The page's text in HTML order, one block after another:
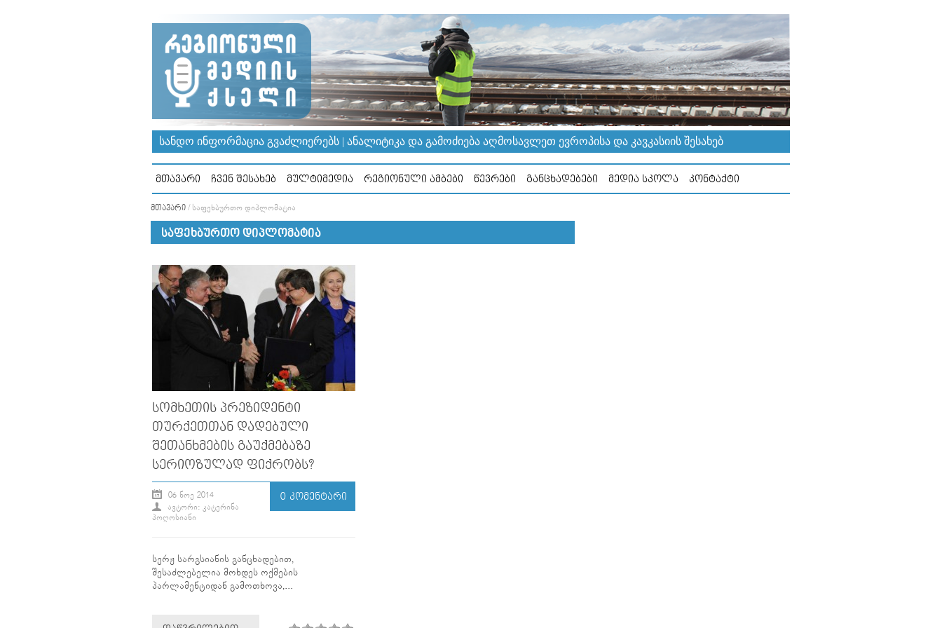
ᲡᲐᲜᲓᲝ ᲘᲜᲤᲝᲠᲛᲐᲪᲘᲐ ᲒᲕᲐᲫᲚᲘᲔᲠᲔᲑᲡ | ᲐᲜᲐᲚᲘᲢᲘᲙᲐ ᲓᲐ ᲒᲐᲛᲝᲫᲘᲔᲑᲐ ᲐᲦᲛᲝᲡᲐᲕᲚᲔᲗ ᲔᲕᲠᲝᲞᲘᲡᲐ ᲓᲐ ᲙᲐᲕᲙᲐᲡᲘᲘᲡ ᲨᲔᲡᲐᲮᲔᲑ
ᲛᲗᲐᲕᲐᲠᲘ ᲩᲕᲔᲜ ᲨᲔᲡᲐᲮᲔᲑ ᲛᲣᲚᲢᲘᲛᲔᲓᲘᲐ ᲠᲔᲒᲘᲝᲜᲣᲚᲘ ᲐᲛᲑᲔᲑᲘ ᲬᲔᲕᲠᲔᲑᲘ ᲒᲐᲜᲪᲮᲐᲓᲔᲑᲔᲑᲘ ᲛᲔᲓᲘᲐ ᲡᲙᲝᲚᲐ ᲙᲝᲜᲢᲐᲥᲢᲘ
ᲛᲗᲐᲕᲐᲠᲘ / ᲡᲐᲤᲔᲮᲑᲣᲠᲗᲝ ᲓᲘᲞᲚᲝᲛᲐᲢᲘᲐ
ᲡᲐᲤᲔᲮᲑᲣᲠᲗᲝ ᲓᲘᲞᲚᲝᲛᲐᲢᲘᲐ
ᲡᲝᲛᲮᲔᲗᲘᲡ ᲞᲠᲔᲖᲘᲓᲔᲜᲢᲘ
ᲗᲣᲠᲥᲔᲗᲗᲐᲜ ᲓᲐᲓᲔᲑᲣᲚᲘ
ᲨᲔᲗᲐᲜᲮᲛᲔᲑᲘᲡ ᲒᲐᲣᲥᲛᲔᲑᲐᲖᲔ
ᲡᲔᲠᲘᲝᲖᲣᲚᲐᲓ ᲤᲘᲥᲠᲝᲑᲡ?
06 ᲜᲝᲔ 2014
ᲐᲕᲢᲝᲠᲘ: ᲙᲐᲢᲔᲠᲘᲜᲐ
ᲞᲝᲦᲝᲡᲘᲐᲜᲘ
0 ᲙᲝᲛᲔᲜᲢᲐᲠᲘ
სერჟ სარგსიანის განცხადებით,
შესაძლებელია მოხდეს ოქმების
პარლამენტიდან გამოთხოვა,...